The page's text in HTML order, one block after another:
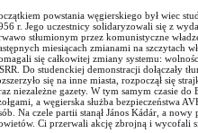
powstania węgierskiego był wiec
r. Jego uczestnicy solidaryzowali się z
stłumionym przez komunistyczne
miesiącach zmianami na szczytach
się całkowitej zmiany systemu:
Do studenckiej demonstracji dołączały
się na inne miasta, rozpoczął się
niezależne gazety. W tym samym czasie
a węgierska służba bezpieczeństwa
Na czele partii stanął János Kádár, a
Ci przerwali akcję zbrojną i wycofali